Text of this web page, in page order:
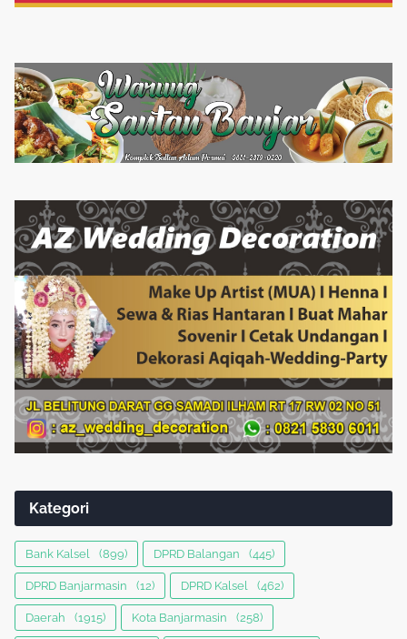
Kategori
Bank Kalsel (899) DPRD Balangan (445)
DPRD Banjarmasin (12) DPRD Kalsel (462)
Daerah (1915) Kota Banjarmasin (258)